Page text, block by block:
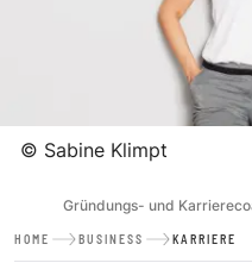
© Sabine Klimpt
Gründungs- und
HOME BUSINESS KARRIERE